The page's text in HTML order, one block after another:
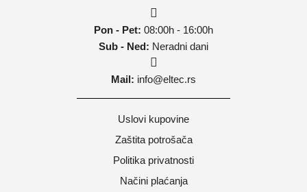
Pon - Pet: 08:00h - 16:00h
Sub - Ned: Neradni dani
Mail: info@eltec.rs
Uslovi kupovine
Zaštita potrošača
Politika privatnosti
Načini plaćanja